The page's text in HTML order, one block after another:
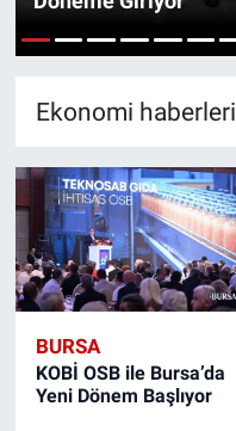
1
Ekonomi haberleri
BURSA
KOBİ OSB ile Bursa’da
Yeni Dönem Başlıyor
Sağlık
Eğitim
Ekonomi
Dünya
Teknoloji
Magazin
Siyaset